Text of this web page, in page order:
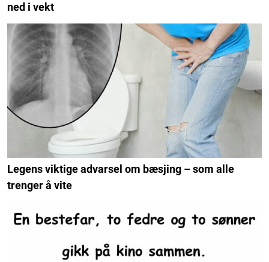
ned i vekt
Legens viktige advarsel om bæsjing – som alle
trenger å vite